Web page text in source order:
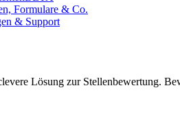
Formulare & Co.
& Support
Lösung zur Stellenbewertung.